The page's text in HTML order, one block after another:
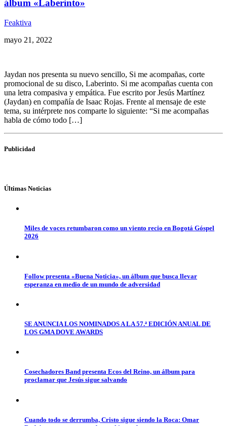
álbum «Laberinto»
Feaktiva
mayo 21, 2022
Jaydan nos presenta su nuevo sencillo, Si me acompañas, corte
promocional de su disco, Laberinto. Si me acompañas cuenta con
una letra compasiva y empática. Fue escrito por Jesús Martínez
(Jaydan) en compañía de Isaac Rojas. Frente al mensaje de este
tema, su intérprete nos comparte lo siguiente: “Si me acompañas
habla de cómo todo […]
Publicidad
Últimas Noticias
Miles de voces retumbaron como un viento recio en Bogotá Góspel
2026
Follow presenta «Buena Noticia», un álbum que busca llevar
esperanza en medio de un mundo de adversidad
SE ANUNCIA LOS NOMINADOS A LA 57.ª EDICIÓN ANUAL DE
LOS GMA DOVE AWARDS
Cosechadores Band presenta Ecos del Reino, un álbum para
proclamar que Jesús sigue salvando
Cuando todo se derrumba, Cristo sigue siendo la Roca: Omar